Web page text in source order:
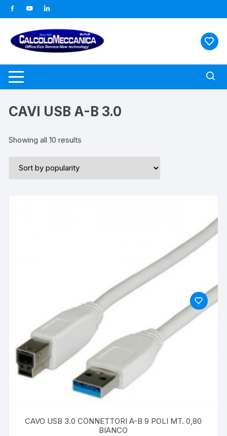
al
contenuto
CAVI USB A-B 3.0
Showing all 10 results
CAVO USB 3.0 CONNETTORI A-B 9 POLI MT. 0,80
BIANCO